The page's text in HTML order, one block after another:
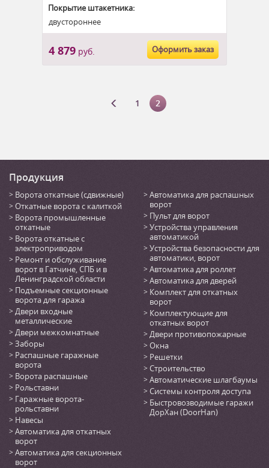
Покрытие штакетника:
двустороннее
4 879руб. Оформить заказ
 1 2
Продукция
Ворота откатные (сдвижные)
Откатные ворота с калиткой
Ворота промышленные
откатные
Ворота откатные с
электроприводом
Ремонт и обслуживание
ворот в Гатчине, СПБ и в
Ленинградской области
Подъемные секционные
ворота для гаража
Двери входные
металлические
Двери межкомнатные
Заборы
Распашные гаражные
ворота
Ворота распашные
Рольставни
Гаражные ворота-
рольставни
Навесы
Автоматика для откатных
ворот
Автоматика для секционных
ворот
Автоматика для распашных
ворот
Пульт для ворот
Устройства управления
автоматикой
Устройства безопасности для
автоматики, ворот
Автоматика для роллет
Автоматика для дверей
Комплект для откатных
ворот
Комплектующие для
откатных ворот
Двери противопожарные
Окна
Решетки
Строительство
Автоматические шлагбаумы
Системы контроля доступа
Быстровозводимые гаражи
ДорХан (DoorHan)